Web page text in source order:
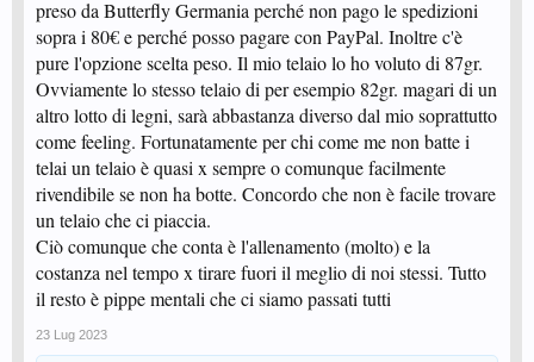
preso da Butterfly Germania perché non pago le spedizioni
sopra i 80€ e perché posso pagare con PayPal. Inoltre c'è
pure l'opzione scelta peso. Il mio telaio lo ho voluto di 87gr.
Ovviamente lo stesso telaio di per esempio 82gr. magari di un
altro lotto di legni, sarà abbastanza diverso dal mio soprattutto
come feeling. Fortunatamente per chi come me non batte i
telai un telaio è quasi x sempre o comunque facilmente
rivendibile se non ha botte. Concordo che non è facile trovare
un telaio che ci piaccia.
Ciò comunque che conta è l'allenamento (molto) e la
costanza nel tempo x tirare fuori il meglio di noi stessi. Tutto
il resto è pippe mentali che ci siamo passati tutti
23 Lug 2023